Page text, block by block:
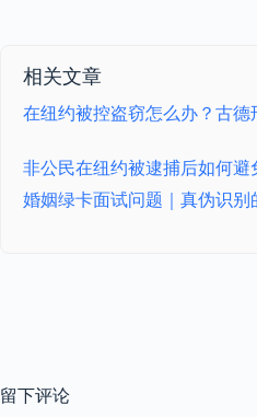
相关文章
在纽约被控盗窃怎么办？古
非公民在纽约被逮捕后如何避
婚姻绿卡面试问题｜真伪识
留下评论